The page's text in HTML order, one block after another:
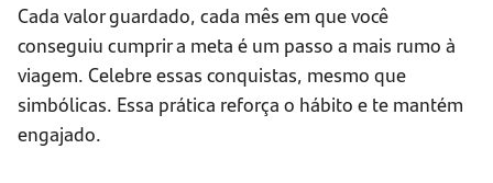
Cada valor guardado, cada mês em que você
conseguiu cumprir a meta é um passo a mais rumo à
viagem. Celebre essas conquistas, mesmo que
simbólicas. Essa prática reforça o hábito e te mantém
engajado.